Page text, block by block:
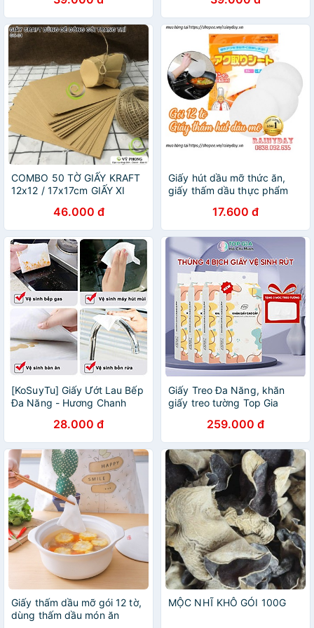
COMBO 50 TỜ GIẤY KRAFT
12x12 / 17x17cm GIẤY XI
GÓI HỘP BAO BÌ NẮP CHAI
PUDDING GC-01
46.000 đ
Giấy hút dầu mỡ thức ăn,
giấy thấm dầu thực phẩm
chiên rán - gói 12 tờ
17.600 đ
[KoSuyTu] Giấy Ướt Lau Bếp
Đa Năng - Hương Chanh
Gói 80 Tờ Siêu To
28.000 đ
Giấy Treo Đa Năng, khăn
giấy treo tường Top Gia
bột gỗ nguyên chất, 1280 tờ
4 lớp dai, dày dặn caop cấp
259.000 đ
Giấy thấm dầu mỡ gói 12 tờ,
dùng thấm dầu món ăn
MỘC NHĨ KHÔ GÓI 100G